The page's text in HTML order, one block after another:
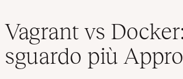
Vagrant vs
sguardo più